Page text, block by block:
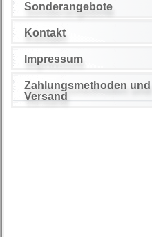
Sonderangebote
Kontakt
Impressum
Zahlungsmethoden und
Versand